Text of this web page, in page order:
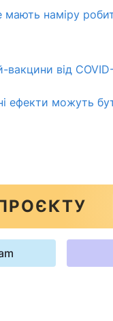
мають наміру
від
ефекти можуть